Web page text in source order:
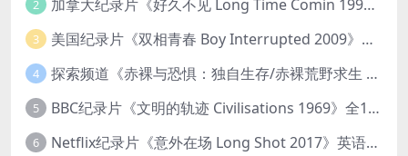
2 加拿大纪录片《好久不见 Long Time Comin 1993》英语中英双字 官方纯净版 1080P/MKV/1G 女同性艺术家
3 美国纪录片《双相青春 Boy Interrupted 2009》英语中英双字 官方纯净版 1080P/MKV/1.43G 青少年躁郁症
4 探索频道《赤裸与恐惧：独自生存/赤裸荒野求生 Naked and Afraid: Solo 2023》第一季全8集 英语中英双字 官方纯净版 高码1080P/MKV/45.4G
5 BBC纪录片《文明的轨迹 Civilisations 1969》全13集 英语中英双字 高清收藏版 1080P/MKV/64.1G 西方艺术史话
6 Netflix纪录片《意外在场 Long Shot 2017》英语中字 720P/NKV/1.06GB 美国谋杀误判案件